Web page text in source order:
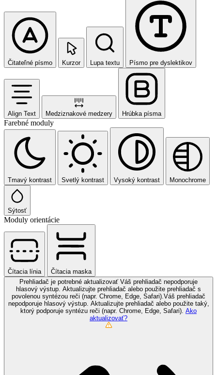
Čitateľné písmo Kurzor Lupa textu Písmo pre dyslektikov
Align Text Medziznakové medzery Hrúbka písma
Farebné moduly
Tmavý kontrast Svetlý kontrast Vysoký kontrast Monochrome
Sýtosť
Moduly orientácie
Čítacia línia
Čítacia maska
Prehliadač je potrebné aktualizovať Váš prehliadač nepodporuje
hlasový výstup. Aktualizujte prehliadač alebo použite prehliadač s
povolenou syntézou reči (napr. Chrome, Edge, Safari).Váš prehliadač
nepodporuje hlasový výstup. Aktualizujte prehliadač alebo použite taký,
ktorý podporuje syntézu reči (napr. Chrome, Edge, Safari). Ako
aktualizovať?